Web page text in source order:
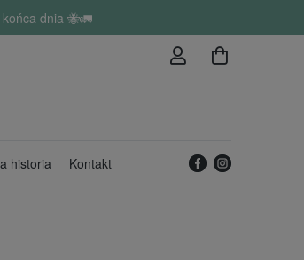
dnia 🐝🚛
historia Kontakt